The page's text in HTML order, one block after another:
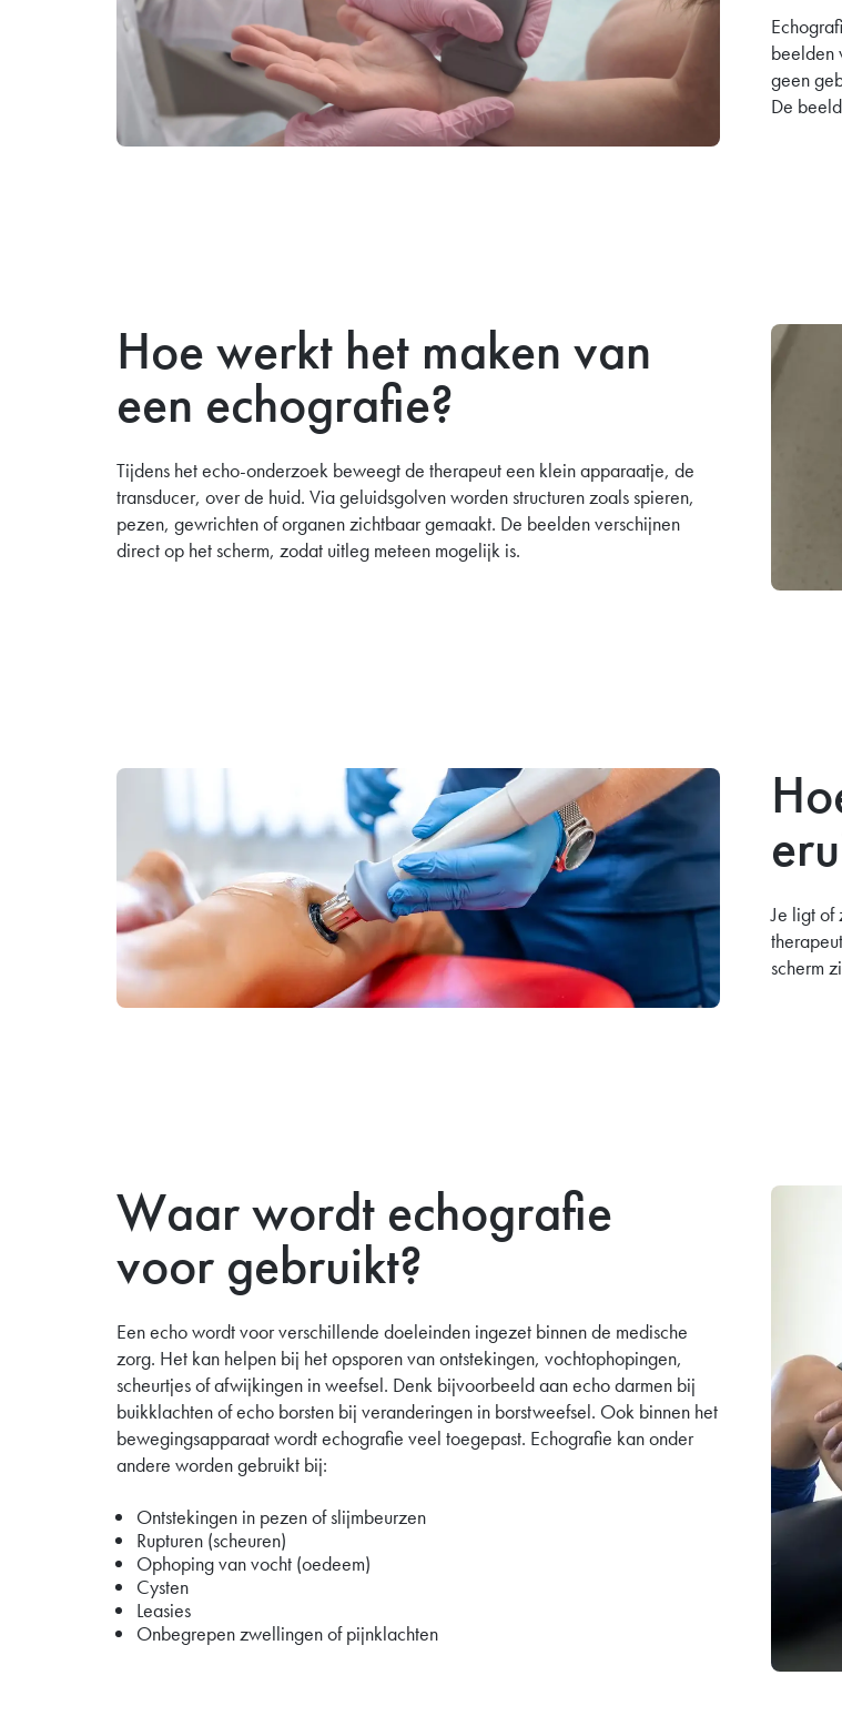
beelden
geen
De
Hoe werkt het maken van
een echografie?
Tijdens het echo-onderzoek beweegt de therapeut een klein apparaatje, de
transducer, over de huid. Via geluidsgolven worden structuren zoals spieren,
pezen, gewrichten of organen zichtbaar gemaakt. De beelden verschijnen
direct op het scherm, zodat uitleg meteen mogelijk is.
Je ligt of
scherm
Waar wordt echografie
voor gebruikt?
Een echo wordt voor verschillende doeleinden ingezet binnen de medische
zorg. Het kan helpen bij het opsporen van ontstekingen, vochtophopingen,
scheurtjes of afwijkingen in weefsel. Denk bijvoorbeeld aan echo darmen bij
buikklachten of echo borsten bij veranderingen in borstweefsel. Ook binnen het
bewegingsapparaat wordt echografie veel toegepast. Echografie kan onder
andere worden gebruikt bij:
Ontstekingen in pezen of slijmbeurzen
Rupturen (scheuren)
Ophoping van vocht (oedeem)
Cysten
Leasies
Onbegrepen zwellingen of pijnklachten